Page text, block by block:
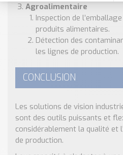
Agroalimentaire
Inspection de
produits alimentaires.
Détection des
les lignes de production.
CONCLUSION
Les solutions de vision
sont des outils puissants et
considérablement la qualité et
de production.